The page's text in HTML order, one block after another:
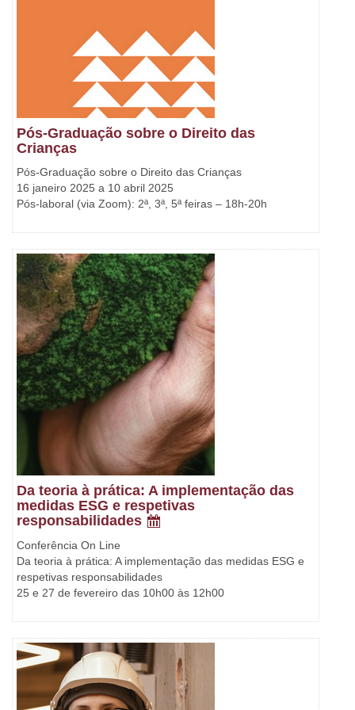
Pós-Graduação sobre o Direito das
Crianças
Pós-Graduação sobre o Direito das Crianças
16 janeiro 2025 a 10 abril 2025
Pós-laboral (via Zoom): 2ª, 3ª, 5ª feiras – 18h-20h
Da teoria à prática: A implementação das
medidas ESG e respetivas
responsabilidades
Conferência On Line
Da teoria à prática: A implementação das medidas ESG e
respetivas responsabilidades
25 e 27 de fevereiro das 10h00 às 12h00